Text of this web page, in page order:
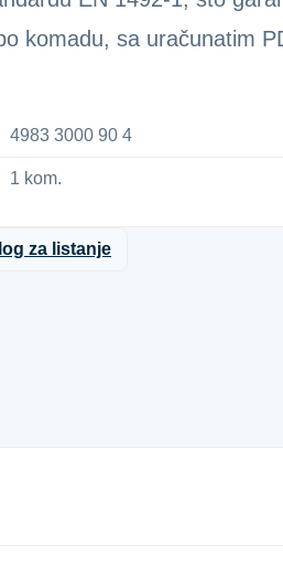
komadu, sa uračunatim
4​9​8​3​ ​3​0​0​0​ ​9​0​ ​4​
1 kom.
za listanje